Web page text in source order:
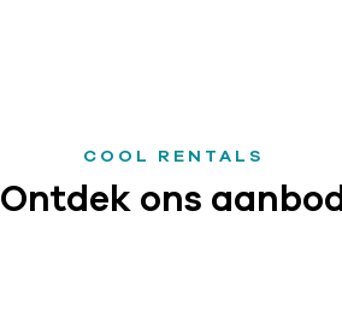
COOL RENTALS
Ontdek ons aanbod